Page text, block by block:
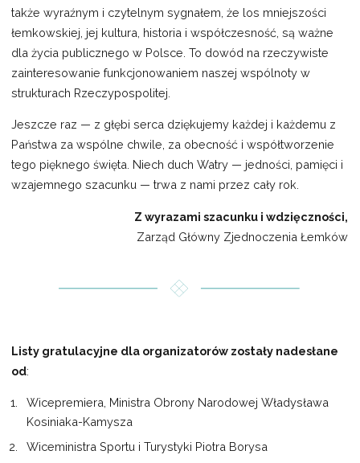
także wyraźnym i czytelnym sygnałem, że los mniejszości
łemkowskiej, jej kultura, historia i współczesność, są ważne
dla życia publicznego w Polsce. To dowód na rzeczywiste
zainteresowanie funkcjonowaniem naszej wspólnoty w
strukturach Rzeczypospolitej.
Jeszcze raz — z głębi serca dziękujemy każdej i każdemu z
Państwa za wspólne chwile, za obecność i współtworzenie
tego pięknego święta. Niech duch Watry — jedności, pamięci i
wzajemnego szacunku — trwa z nami przez cały rok.
Z wyrazami szacunku i wdzięczności,
Zarząd Główny Zjednoczenia Łemków
Listy gratulacyjne dla organizatorów zostały nadesłane
od:
Wicepremiera, Ministra Obrony Narodowej Władysława
Kosiniaka-Kamysza
Wiceministra Sportu i Turystyki Piotra Borysa